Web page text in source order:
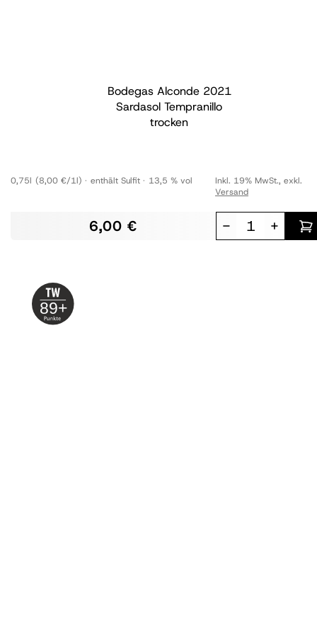
Bodegas Alconde 2021
Sardasol Tempranillo
trocken
0,75l (8,00 €/1l) enthält Sulfit 13,5 % vol
6,00 €
Inkl. 19% MwSt., exkl.
Versand
- +
89+